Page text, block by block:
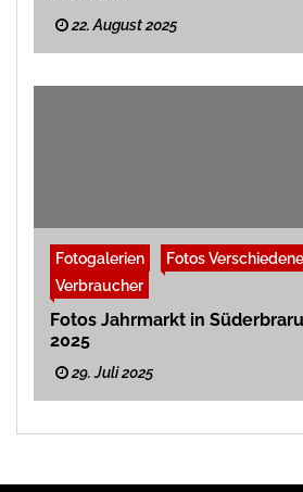
22. August 2025
Fotogalerien Fotos
Verbraucher
Fotos Jahrmarkt in
2025
29. Juli 2025